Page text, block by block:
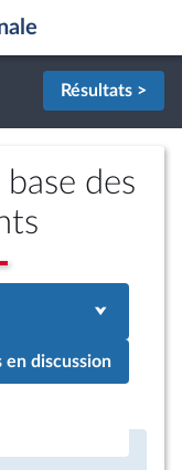
Résultats >
des
en discussion